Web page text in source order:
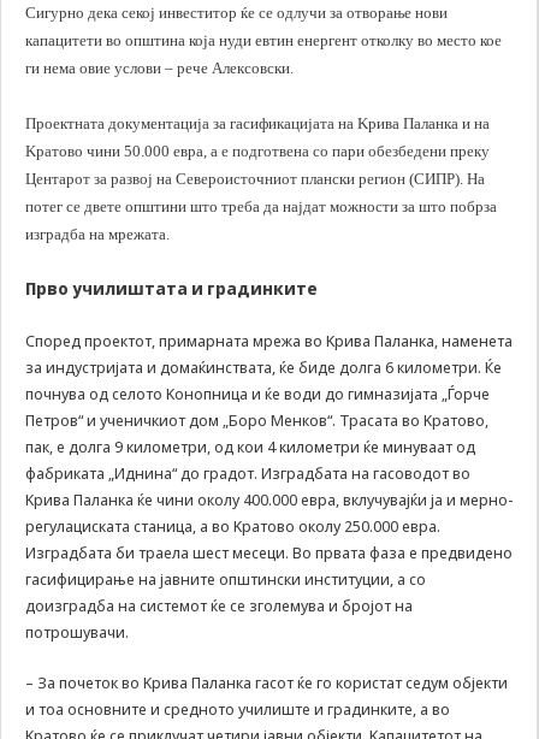
Сигурно дека секој инвеститор ќе се одлучи за отворање нови
капацитети во општина која нуди евтин енергент отколку во место кое
ги нема овие услови – рече Алексовски.
Проектната документација за гасификацијата на Kрива Паланка и на
Kратово чини 50.000 евра, а е подготвена со пари обезбедени преку
Центарот за развој на Североисточниот плански регион (СИПР). На
потег се двете општини што треба да најдат можности за што побрза
изградба на мрежата.
Прво училиштата и градинките
Според проектот, примарната мрежа во Kрива Паланка, наменета
за индустријата и домаќинствата, ќе биде долга 6 километри. Ќе
почнува од селото Kонопница и ќе води до гимназијата „Ѓорче
Петров“ и ученичкиот дом „Боро Менков“. Трасата во Kратово,
пак, е долга 9 километри, од кои 4 километри ќе минуваат од
фабриката „Иднина“ до градот. Изградбата на гасоводот во
Kрива Паланка ќе чини околу 400.000 евра, вклучувајќи ја и мерно-
регулациската станица, а во Kратово околу 250.000 евра.
Изградбата би траела шест месеци. Во првата фаза е предвидено
гасифицирање на јавните општински институции, а со
доизградба на системот ќе се зголемува и бројот на
потрошувачи.
– За почеток во Kрива Паланка гасот ќе го користат седум објекти
и тоа основните и средното училиште и градинките, а во
работа.Сесиските
колачиња се
ги добиете
услугите кои сте
преку нашата веб
страница. Без
ги побарале нема
бидат
испорачани.
Овие колачиња
автоматски ќе
бидат избришани
од Вашиот уред
со прекинување
сесија или
затворање на
прелистувачот.
Овие колачиња
може да се
претходни
активности како